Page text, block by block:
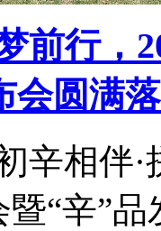
前行，
会圆满
辛相
“辛”